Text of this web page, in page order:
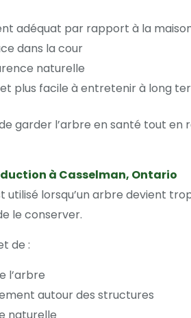
adéquat par rapport à la
dans la cour
naturelle
plus facile à entretenir à long
garder l’arbre en santé tout en
à Casselman, Ontario
utilisé lorsqu’un arbre devient
le conserver.
de :
l’arbre
autour des structures